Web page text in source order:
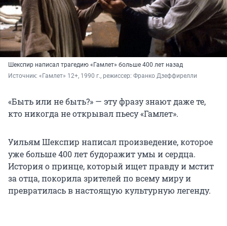
Шекспир написал трагедию «Гамлет» больше 400 лет назад
Источник: «Гамлет» 12+, 1990 г., режиссер: Франко Дзеффирелли
«Быть или не быть?» — эту фразу знают даже те,
кто никогда не открывал пьесу «Гамлет».
Уильям Шекспир написал произведение, которое
уже больше 400 лет будоражит умы и сердца.
История о принце, который ищет правду и мстит
за отца, покорила зрителей по всему миру и
превратилась в настоящую культурную легенду.